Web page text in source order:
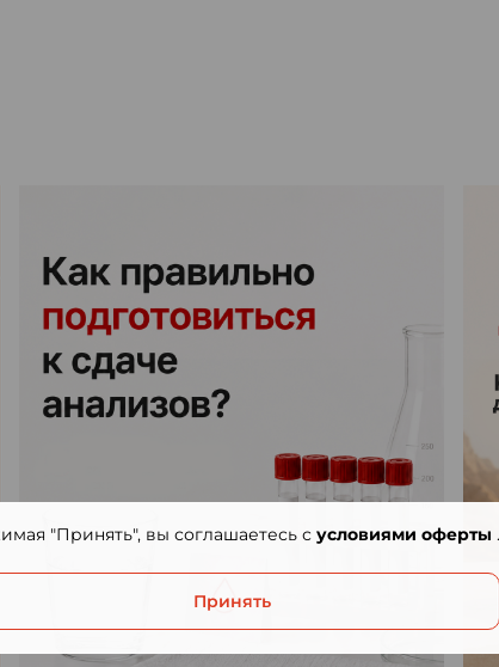
"Принять", вы соглашаетесь с условиями оферты .
Принять